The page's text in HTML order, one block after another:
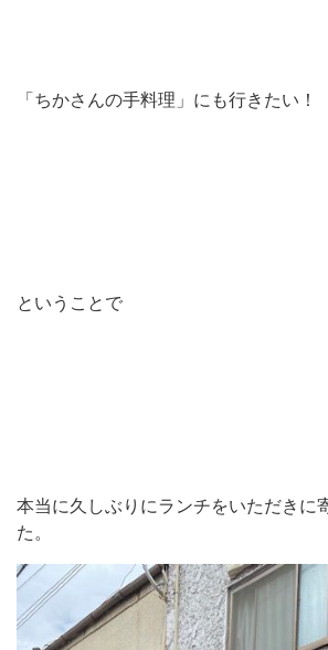
「ちかさんの手料理」にも行きたい！
ということで
本当に久しぶりにランチをいただきに
た。